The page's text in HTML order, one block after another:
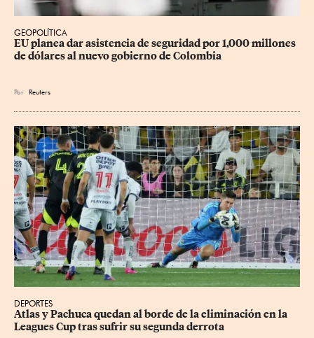
GEOPOLÍTICA
EU planea dar asistencia de seguridad por 1,000 millones
de dólares al nuevo gobierno de Colombia
Por Reuters
DEPORTES
Atlas y Pachuca quedan al borde de la eliminación en la
Leagues Cup tras sufrir su segunda derrota